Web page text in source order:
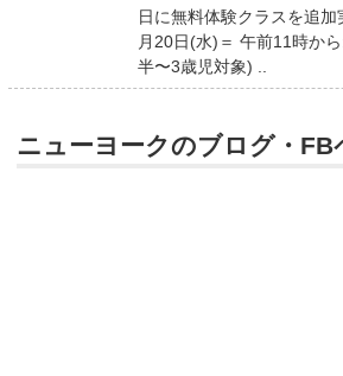
日に無料体験クラスを追
月20日(水)＝ 午前11時か
半〜3歳児対象) ..
ニューヨークのブログ・FB